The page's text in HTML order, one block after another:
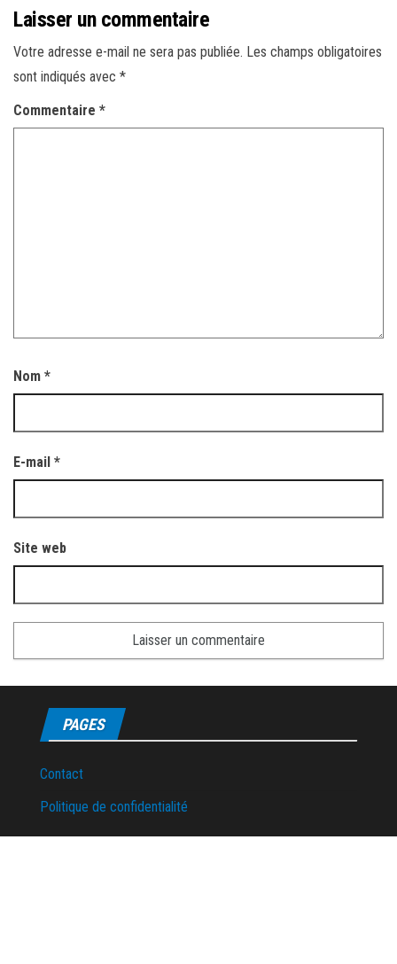
Laisser un commentaire
Votre adresse e-mail ne sera pas publiée. Les champs obligatoires
sont indiqués avec *
Commentaire *
Nom *
E-mail *
Site web
PAGES
Contact
Politique de confidentialité